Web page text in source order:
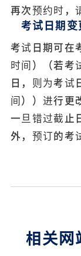
再次预约时，
考试日期变
考试日期可在
时间）（若考
日，则为考试
间））进行更
一旦错过截止
外，预订的考
相关网